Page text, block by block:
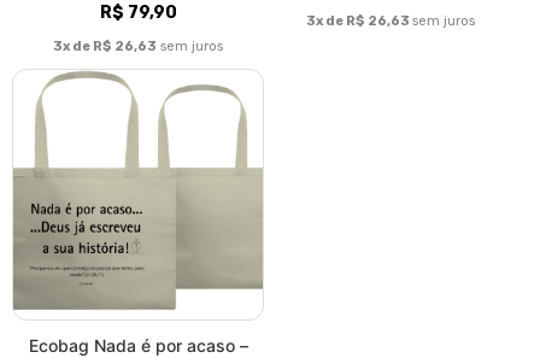
R$ 79,90
3x de R$ 26,63 sem juros
3x de R$ 26,63 sem juros
Ecobag Nada é por acaso –